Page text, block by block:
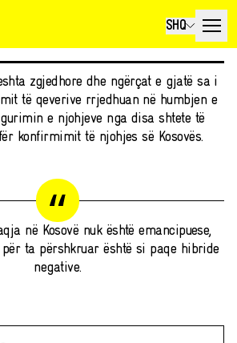
SHQ
zgjedhore dhe ngërçat e gjatë sa i
të qeverive rrjedhuan në humbjen e
e njohjeve nga disa shtete të
konfirmimit të njohjes së Kosovës.
në Kosovë nuk është emancipuese,
ta përshkruar është si paqe hibride
negative.